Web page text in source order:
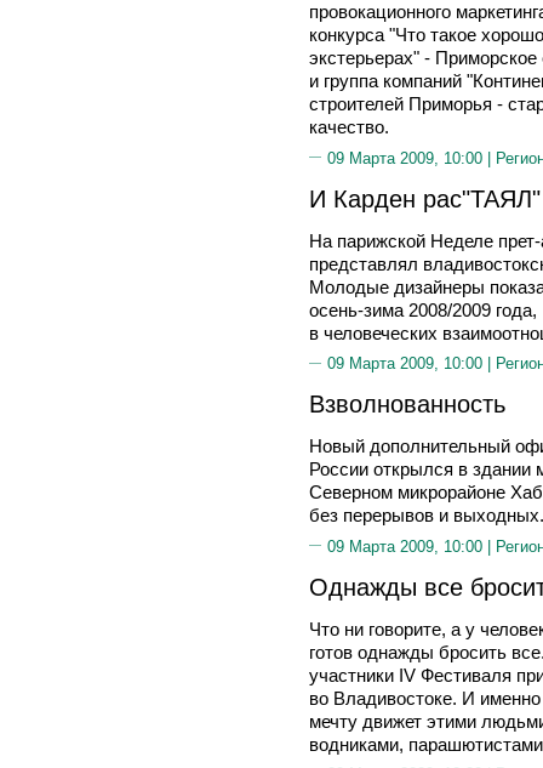
провокационного
конкурса "Что такое
экстерьерах" -
и группа компаний
строителей Приморья -
качество.
09 Марта 2009, 10:00 |
И Карден рас"ТАЯЛ"
На парижской Неделе
представлял
Молодые дизайнеры
осень-зима 2008/2009
в человеческих
09 Марта 2009, 10:00 |
Взволнованность
Новый дополнительный
России открылся в здании
Северном микрорайоне
без перерывов и выходных.
09 Марта 2009, 10:00 |
Однажды все
Что ни говорите, а у
готов однажды бросить
участники IV Фестиваля
во Владивостоке. И
мечту движет этими
водниками,